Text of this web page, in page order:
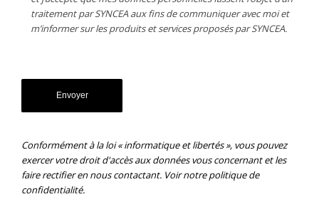
traitement par SYNCEA aux fins de communiquer avec moi et
m’informer sur les produits et services proposés par SYNCEA.
Conformément à la loi « informatique et libertés », vous pouvez
exercer votre droit d'accès aux données vous concernant et les
faire rectifier en nous contactant. Voirnotre politique de
confidentialité.